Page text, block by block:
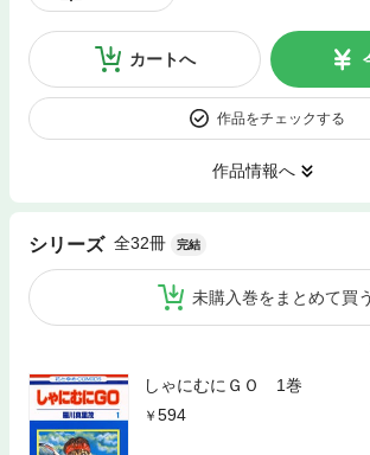
カートへ
作品をチェックする
作品情報へ
シリーズ 全32冊 完結
未購入巻をまとめて買う
しゃにむにＧＯ 1巻
594